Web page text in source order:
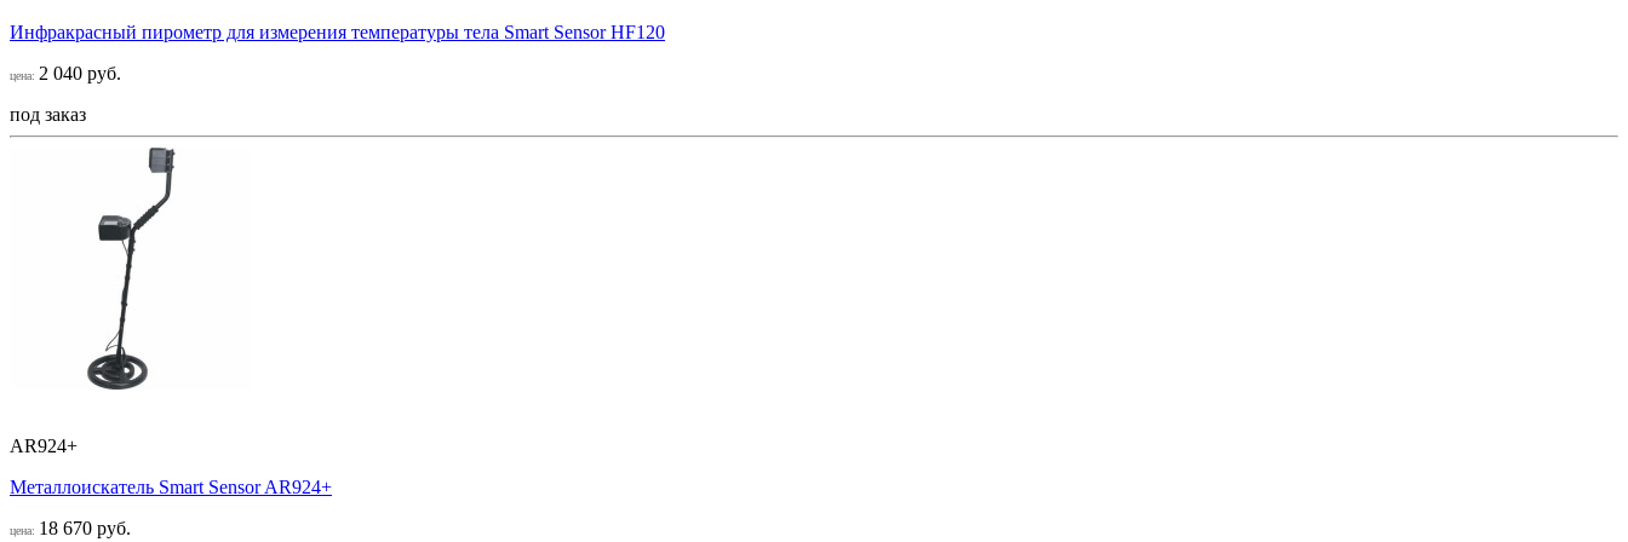
Инфракрасный пирометр для измерения температуры тела Smart Sensor НF120
цена: 2 040 руб.
под заказ
AR924+
Металлоискатель Smart Sensor AR924+
цена: 18 670 руб.